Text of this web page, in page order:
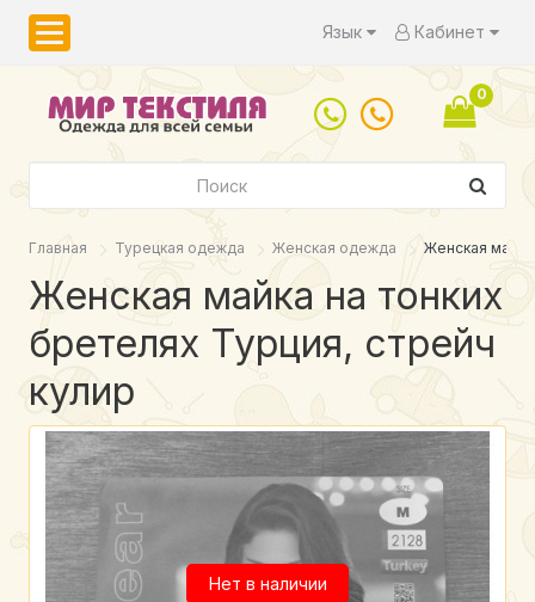
Язык Кабинет
0
Главная Турецкая одежда Женская одежда Женская майка
Женская майка на тонких
бретелях Турция, стрейч
кулир
Нет в наличии